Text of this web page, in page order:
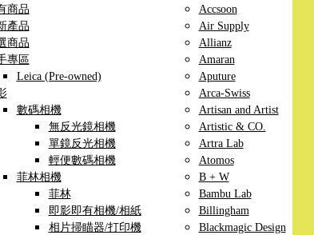
商品
產品
商品
專區
Leica (Pre-owned)
數碼相機
無反光鏡相機
單鏡反光相機
輕便數碼相機
菲林相機
菲林
即影即有相機/相紙
相片掃瞄器/打印機
Accsoon
Air Supply
Allianz
Amaran
Aputure
Arca-Swiss
Artisan and Artist
Artistic & CO.
Artra Lab
Atomos
B + W
Bambu Lab
Billingham
Blackmagic Design